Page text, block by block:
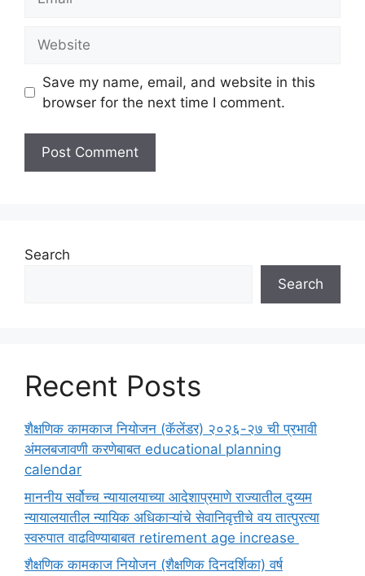
Save my name, email, and website in this
browser for the next time I comment.
Search
Search
Recent Posts
शैक्षणिक कामकाज नियोजन (कॅलेंडर) २०२६-२७ ची प्रभावी
अंमलबजावणी करणेबाबत educational planning
calendar
माननीय सर्वोच्च न्यायालयाच्या आदेशाप्रमाणे राज्यातील दुय्यम
न्यायालयातील न्यायिक अधिकाऱ्यांचे सेवानिवृत्तीचे वय तात्पुरत्या
स्वरुपात वाढविण्याबाबत retirement age increase
शैक्षणिक कामकाज नियोजन (शैक्षणिक दिनदर्शिका) वर्ष